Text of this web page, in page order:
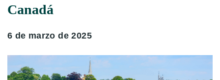
Canadá
6 de marzo de 2025